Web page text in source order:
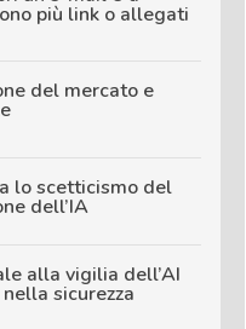
più link o allegati
del mercato e
lo scetticismo del
dell’IA
alla vigilia dell’AI
sicurezza